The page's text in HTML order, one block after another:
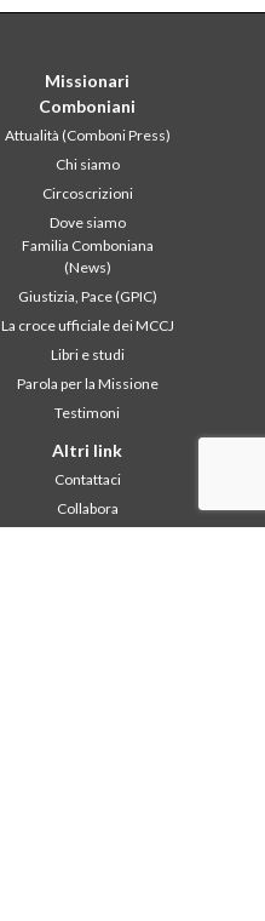
Missionari
Comboniani
Attualità (Comboni Press)
Chi siamo
Circoscrizioni
Dove siamo
Familia Comboniana
(News)
Giustizia, Pace (GPIC)
La croce ufficiale dei MCCJ
Libri e studi
Parola per la Missione
Testimoni
Altri link
Contattaci
Collabora